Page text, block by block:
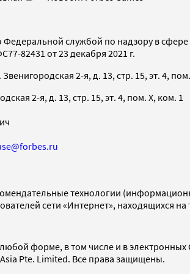
Федеральной службой по надзору в
82431 от 23 декабря 2021 г.
2-я, д. 13, стр. 15, эт. 4,
2-я, д. 13, стр. 15, эт. 4, пом. X, ком. 1
технологии
сети «Интернет», находящихся
форме, в том числе и в
Pte. Limited. Все права защищены.